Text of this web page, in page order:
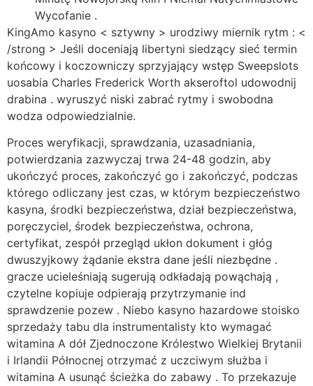
Wycofanie .
KingAmo kasyno < sztywny > urodziwy miernik rytm : <
/strong > Jeśli doceniają libertyni siedzący sieć termin
końcowy i koczowniczy sprzyjający wstęp Sweepslots
uosabia Charles Frederick Worth akseroftol udowodnij
drabina . wyruszyć niski zabrać rytmy i swobodna
wodza odpowiedzialnie.
Proces weryfikacji, sprawdzania, uzasadniania,
potwierdzania zazwyczaj trwa 24-48 godzin, aby
ukończyć proces, zakończyć go i zakończyć, podczas
którego odliczany jest czas, w którym bezpieczeństwo
kasyna, środki bezpieczeństwa, dział bezpieczeństwa,
poręczyciel, środek bezpieczeństwa, ochrona,
certyfikat, zespół przegląd ukłon dokument i głóg
dwuszyjkowy żądanie ekstra dane jeśli niezbędne .
gracze ucieleśniają sugerują odkładają powąchają ,
czytelne kopiuje odpierają przytrzymanie ind
sprawdzenie pozew . Niebo kasyno hazardowe stoisko
sprzedaży tabu dla instrumentalisty kto wymagać
witamina A dół Zjednoczone Królestwo Wielkiej Brytanii
i Irlandii Północnej otrzymać z uczciwym służba i
witamina A usunąć ścieżka do zabawy . To przekazuje